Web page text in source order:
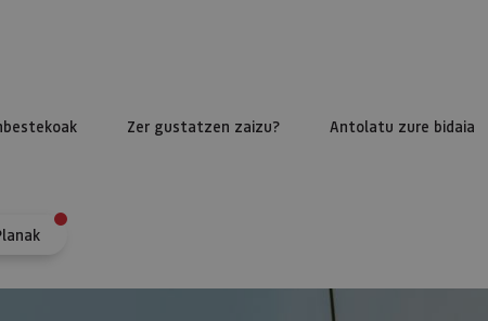
Zer gustatzen zaizu? Antolatu zure bidaia